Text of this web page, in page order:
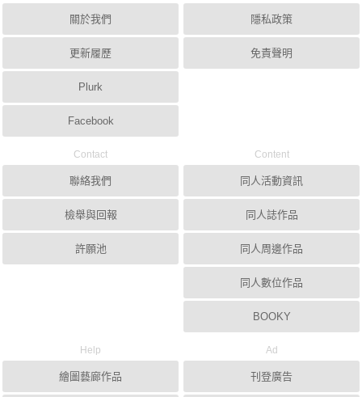
關於我們
更新履歷
Plurk
Facebook
隱私政策
免責聲明
Contact
聯絡我們
檢舉與回報
許願池
Content
同人活動資訊
同人誌作品
同人周邊作品
同人數位作品
BOOKY
Help
繪圖藝廊作品
Ad
刊登廣告